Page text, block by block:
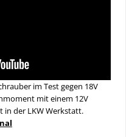
im Test gegen 18V
mit einem 12V
in der LKW Werkstatt.